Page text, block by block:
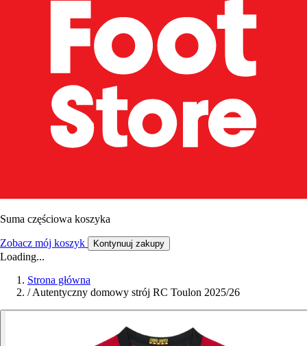
Suma częściowa koszyka
Zobacz mój koszyk Kontynuuj zakupy
Loading...
Strona główna
/ Autentyczny domowy strój RC Toulon 2025/26